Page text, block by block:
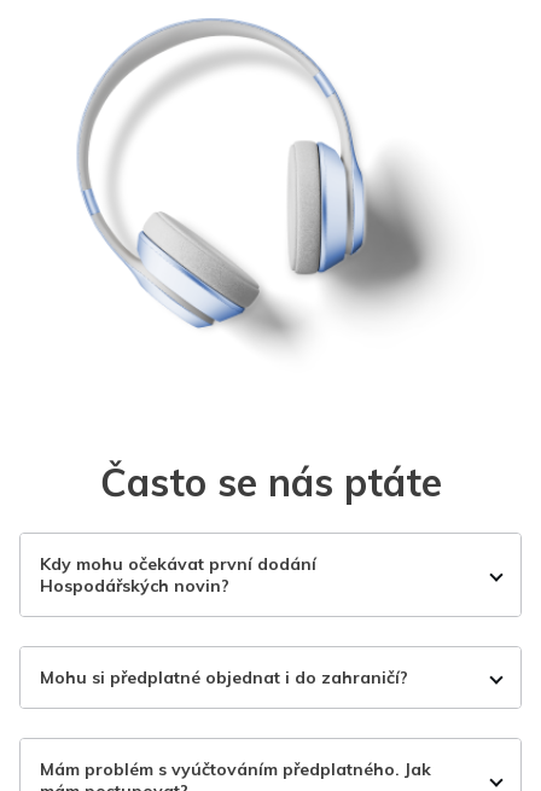
Často se nás ptáte
Kdy mohu očekávat první dodání
Hospodářských novin?
Mohu si předplatné objednat i do zahraničí?
Mám problém s vyúčtováním předplatného. Jak